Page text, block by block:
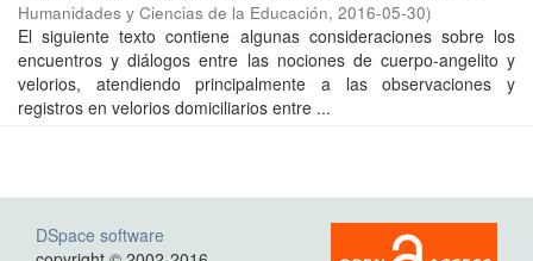
Humanidades y Ciencias de la Educación, 2016-05-30)
El siguiente texto contiene algunas consideraciones sobre los
encuentros y diálogos entre las nociones de cuerpo-angelito y
velorios, atendiendo principalmente a las observaciones y
registros en velorios domiciliarios entre ...
DSpace software